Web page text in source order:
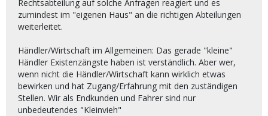
Rechtsabteilung auf solche Anfragen reagiert und es
zumindest im "eigenen Haus" an die richtigen Abteilungen
weiterleitet.
Händler/Wirtschaft im Allgemeinen: Das gerade "kleine"
Händler Existenzängste haben ist verständlich. Aber wer,
wenn nicht die Händler/Wirtschaft kann wirklich etwas
bewirken und hat Zugang/Erfahrung mit den zuständigen
Stellen. Wir als Endkunden und Fahrer sind nur
unbedeutendes "Kleinvieh"